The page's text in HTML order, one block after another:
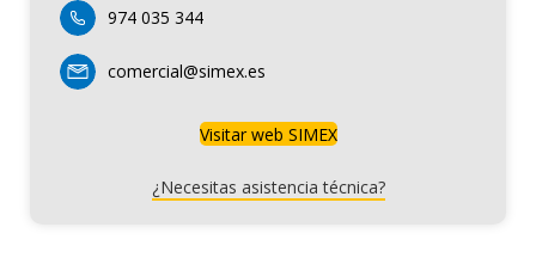
974 035 344
comercial@simex.es
Visitar web SIMEX
¿Necesitas asistencia técnica?